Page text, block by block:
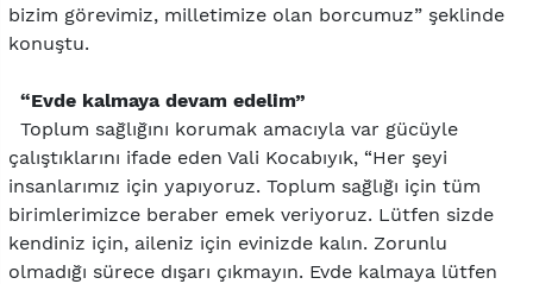
bizim görevimiz, milletimize olan borcumuz” şeklinde
konuştu.
“Evde kalmaya devam edelim”
Toplum sağlığını korumak amacıyla var gücüyle
çalıştıklarını ifade eden Vali Kocabıyık, “Her şeyi
insanlarımız için yapıyoruz. Toplum sağlığı için tüm
birimlerimizce beraber emek veriyoruz. Lütfen sizde
kendiniz için, aileniz için evinizde kalın. Zorunlu
olmadığı sürece dışarı çıkmayın. Evde kalmaya lütfen